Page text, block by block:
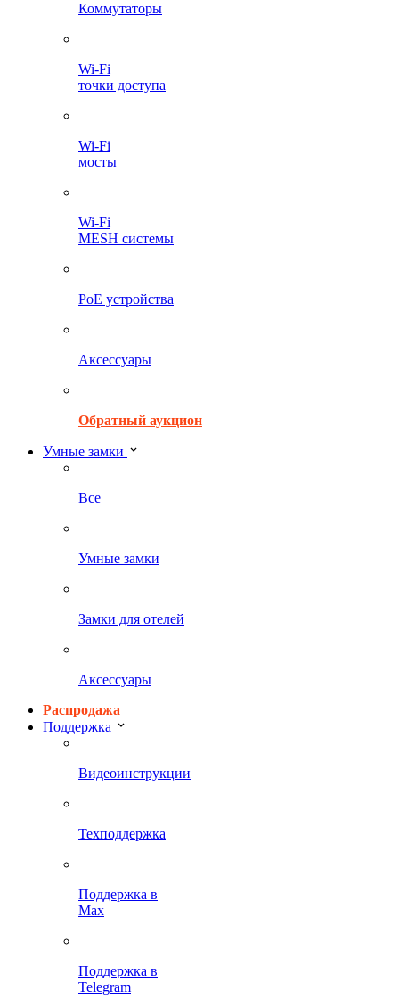
Коммутаторы
Wi-Fi
точки доступа
Wi-Fi
мосты
Wi-Fi
MESH системы
PoE устройства
Аксессуары
Обратный аукцион
Умные замки
Все
Умные замки
Замки для отелей
Аксессуары
Распродажа
Поддержка
Видеоинструкции
Техподдержка
Поддержка в
Max
Поддержка в
Telegram